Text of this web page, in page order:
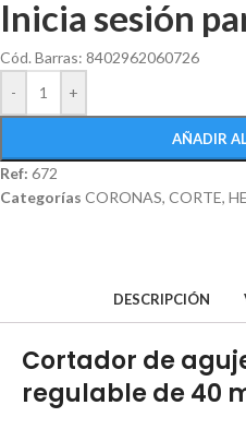
Inicia sesión
Cód. Barras: 8402962060726
-
+
AÑADIR
Ref: 672
Categorías CORONAS, CORTE,
DESCRIPCIÓN
Cortador de
regulable de 40